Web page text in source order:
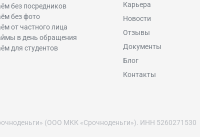
без посредников
без фото
от частного лица
в день обращения
для студентов
Карьера
Новости
Отзывы
Документы
Блог
Контакты
(ООО МКК «Срочноденьги»). ИНН 5260271530